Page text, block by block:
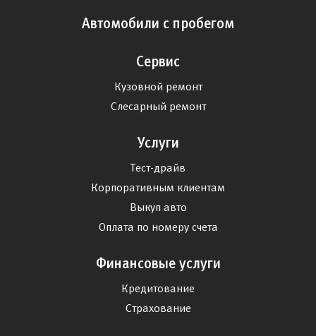
Автомобили с пробегом
Сервис
Кузовной ремонт
Слесарный ремонт
Услуги
Тест-драйв
Корпоративным клиентам
Выкуп авто
Оплата по номеру счета
Финансовые услуги
Кредитование
Страхование